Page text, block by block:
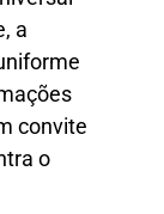
a
convite
o